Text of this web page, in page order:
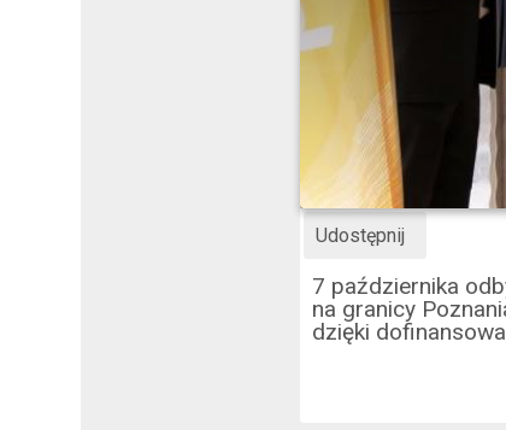
Udostępnij
7 października
na granicy
dzięki